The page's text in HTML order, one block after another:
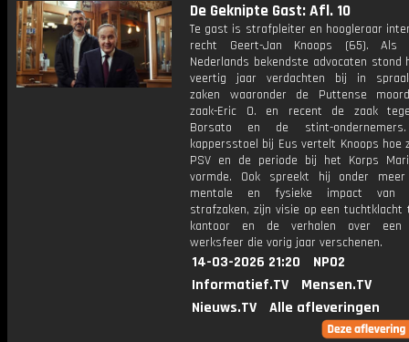
De Geknipte Gast: Afl. 10
Te gast is strafpleiter en hoogleraar
recht Geert-Jan Knoops (65). Als
Nederlands bekendste advocaten stond
veertig jaar verdachten bij in
zaken waaronder de Puttense
zaak-Eric O. en recent de zaak
Borsato en de stint-
kappersstoel bij Eus vertelt Knoops hoe
PSV en de periode bij het Korps
vormde. Ook spreekt hij onder
mentale en fysieke impact van
strafzaken, zijn visie op een tuchtklacht
kantoor en de verhalen over een
werksfeer die vorig jaar verschenen.
14-03-2026 21:20
NPO2
Informatief.TV
Mensen.TV
Nieuws.TV
Alle afleveringen